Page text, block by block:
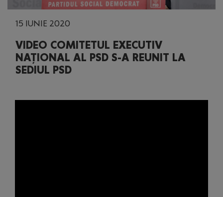
15 IUNIE 2020
VIDEO COMITETUL EXECUTIV
NAȚIONAL AL PSD S-A REUNIT LA
SEDIUL PSD